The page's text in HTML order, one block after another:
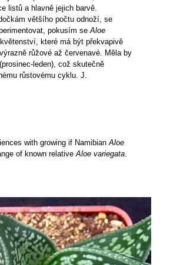
listů a hlavně jejich barvě.
většího počtu odnoží, se
pokusím se Aloe
které má být překvapivě
růžové až červenavé. Měla by
leden), což skutečně
růstovému cyklu. J.
with growing if NamibianAloe
of known relative Aloe variegata.